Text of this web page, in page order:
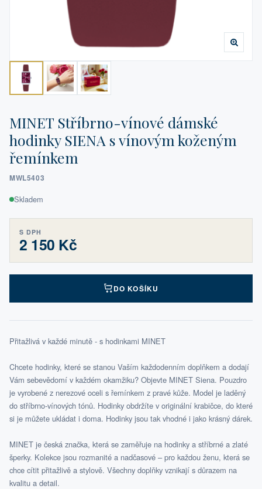
MINET Stříbrno-vínové dámské
hodinky SIENA s vínovým koženým
řemínkem
MWL5403
Skladem
S DPH
2 150 Kč
DO KOŠÍKU
Přitažlivá v každé minutě - s hodinkami MINET
Chcete hodinky, které se stanou Vaším každodenním doplňkem a dodají
Vám sebevědomí v každém okamžiku? Objevte MINET Siena. Pouzdro
je vyrobené z nerezové oceli s řemínkem z pravé kůže. Model je laděný
do stříbrno‑vínových tónů. Hodinky obdržíte v originální krabičce, do které
si je můžete ukládat i doma. Hodinky jsou tak vhodné i jako krásný dárek.
MINET je česká značka, která se zaměřuje na hodinky a stříbrné a zlaté
šperky. Kolekce jsou rozmanité a nadčasové – pro každou ženu, která se
chce cítit přitažlivě a stylově. Všechny doplňky vznikají s důrazem na
kvalitu a detail.